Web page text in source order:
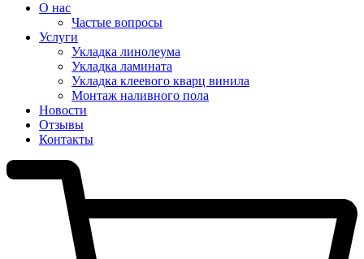
О нас
Частые вопросы
Услуги
Укладка линолеума
Укладка ламината
Укладка клеевого кварц винила
Монтаж наливного пола
Новости
Отзывы
Контакты